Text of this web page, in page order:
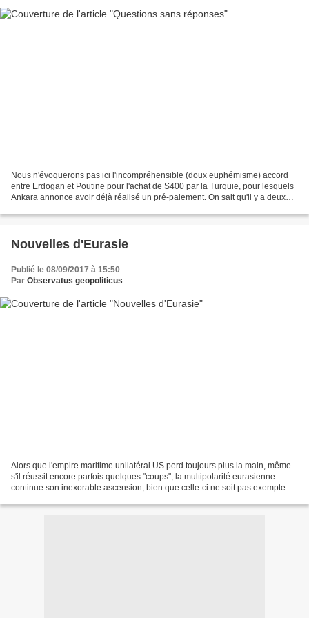
Nous n'évoquerons pas ici l'incompréhensible (doux euphémisme) accord
entre Erdogan et Poutine pour l'achat de S400 par la Turquie, pour lesquels
Ankara annonce avoir déjà réalisé un pré-paiement. On sait qu'il y a deux
Nouvelles d'Eurasie
Publié le 08/09/2017 à 15:50
Par Observatus geopoliticus
Alors que l'empire maritime unilatéral US perd toujours plus la main, même
s'il réussit encore parfois quelques "coups", la multipolarité eurasienne
continue son inexorable ascension, bien que celle-ci ne soit pas exempte